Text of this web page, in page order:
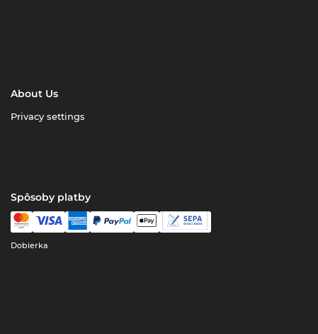
About Us
Privacy settings
Spôsoby platby
Dobierka